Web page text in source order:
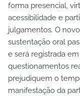
forma presencial,
acessibilidade e
julgamentos. O
sustentação oral
e será registrada
questionamentos
prejudiquem o
manifestação da